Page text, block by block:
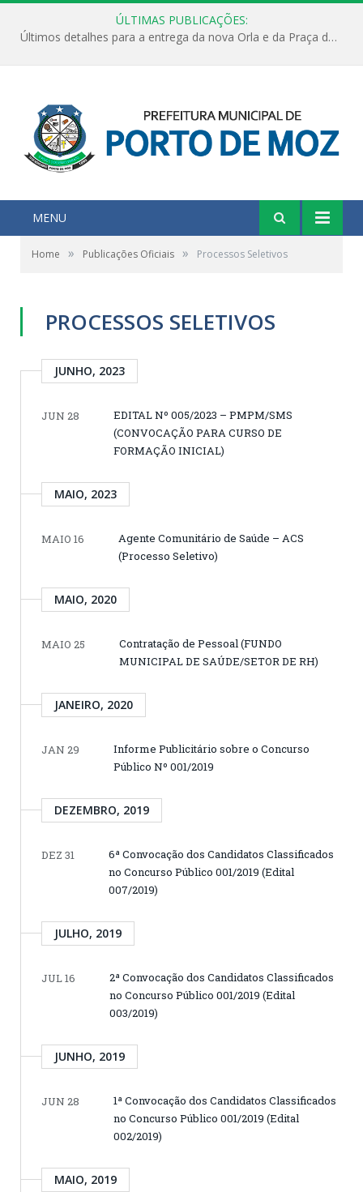
ÚLTIMAS PUBLICAÇÕES:
Últimos detalhes para a entrega da nova Orla e da Praça do Praião
MENU
Home » Publicações Oficiais » Processos Seletivos
PROCESSOS SELETIVOS
JUNHO, 2023
JUN 28
EDITAL Nº 005/2023 – PMPM/SMS
(CONVOCAÇÃO PARA CURSO DE
FORMAÇÃO INICIAL)
MAIO, 2023
MAIO 16
Agente Comunitário de Saúde – ACS
(Processo Seletivo)
MAIO, 2020
MAIO 25
Contratação de Pessoal (FUNDO
MUNICIPAL DE SAÚDE/SETOR DE RH)
JANEIRO, 2020
JAN 29
Informe Publicitário sobre o Concurso
Público Nº 001/2019
DEZEMBRO, 2019
DEZ 31
6ª Convocação dos Candidatos Classificados
no Concurso Público 001/2019 (Edital
007/2019)
JULHO, 2019
JUL 16
2ª Convocação dos Candidatos Classificados
no Concurso Público 001/2019 (Edital
003/2019)
JUNHO, 2019
JUN 28
1ª Convocação dos Candidatos Classificados
no Concurso Público 001/2019 (Edital
002/2019)
MAIO, 2019